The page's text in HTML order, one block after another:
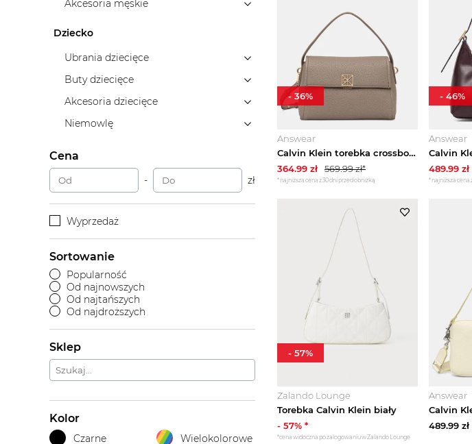
Akcesoria męskie
Dziecko
Ubrania dziecięce
Buty dziecięce
Akcesoria dziecięce
Niemowlę
Cena
- zł
Wyprzedaż
Sortowanie
Popularność
Od najnowszych
Od najtańszych
Od najdroższych
Sklep
Kolor
Czarne Wielokolorowe
Answear
Calvin Klein torebka crossbody damska z imitacji skóry beżowy
364.99 zł 569.99zł*
*najniższa cena z 30 dni przed obniżką
- 36%
Answear
489.99 zł
*najniższa cena
- 46%
Zalando Lounge
Torebka Calvin Klein biały
- 57% *
*cena widoczna po zalogowaniu w Zalando Lounge
- 57%
Answear
489.99 zł